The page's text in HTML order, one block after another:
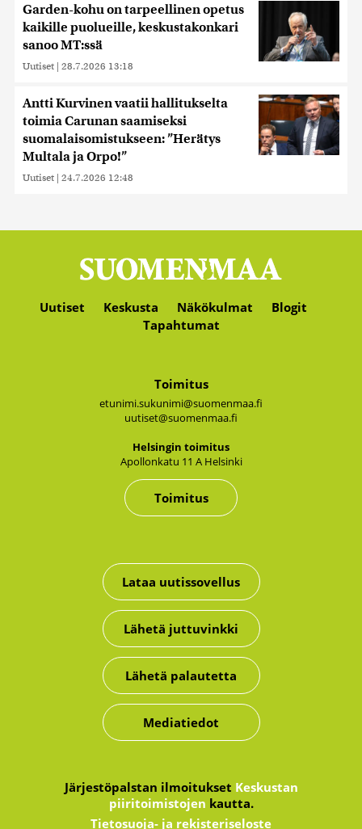
Garden-kohu on tarpeellinen opetus
kaikille puolueille, keskustakonkari
sanoo MT:ssä
Uutiset | 28.7.2026 13:18
Antti Kurvinen vaatii hallitukselta
toimia Carunan saamiseksi
suomalaisomistukseen: ”Herätys
Multala ja Orpo!”
Uutiset | 24.7.2026 12:48
Uutiset Keskusta Näkökulmat
Blogit
Tapahtumat
Toimitus
etunimi.sukunimi@suomenmaa.fi
uutiset@suomenmaa.fi
Hel­sin­gin toi­mi­tus
Apol­lon­ka­tu 11 A Hel­sin­ki
Toimitus
Lataa uutissovellus
Lähetä juttuvinkki
Lähetä palautetta
Mediatiedot
Järjestöpalstan ilmoitukset Keskustan
piiritoimistojen kautta.
Tietosuoja- ja rekisteriseloste